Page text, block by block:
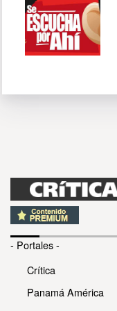
- Portales -
Crítica
Panamá América